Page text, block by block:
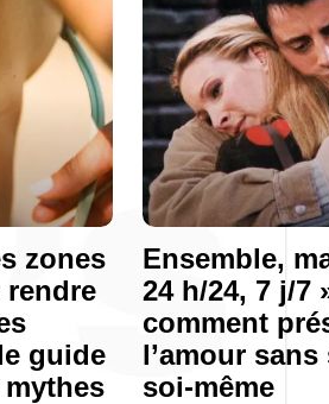
zones
rendre
guide
Ensemble,
24 h/24, 7 j/7
comment
l’amour
soi-même